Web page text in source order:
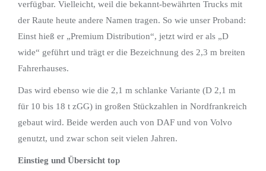
verfügbar. Vielleicht, weil die bekannt-bewährten Trucks mit
der Raute heute andere Namen tragen. So wie unser Proband:
Einst hieß er „Premium Distribution“, jetzt wird er als „D
wide“ geführt und trägt er die Bezeichnung des 2,3 m breiten
Fahrerhauses.
Das wird ebenso wie die 2,1 m schlanke Variante (D 2,1 m
für 10 bis 18 t zGG) in großen Stückzahlen in Nordfrankreich
gebaut wird. Beide werden auch von DAF und von Volvo
genutzt, und zwar schon seit vielen Jahren.
Einstieg und Übersicht top